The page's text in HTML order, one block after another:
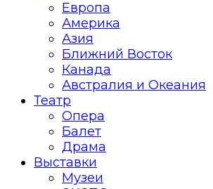
Европа
Америка
Азия
Ближний Восток
Канада
Австралия и Океания
Театр
Опера
Балет
Драма
Выставки
Музеи